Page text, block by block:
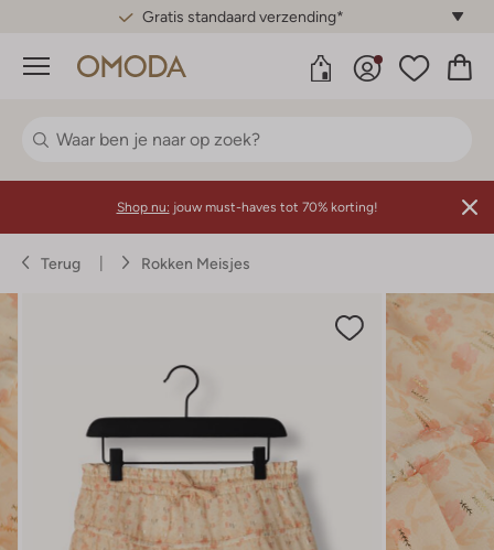
Gratis standaard verzending*
Menu
Shop nu: jouw must-haves tot 70% korting!
Terug Rokken Meisjes